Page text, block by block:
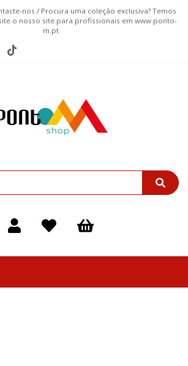
nos / Procura uma coleção exclusiva? Temos
o nosso site para profissionais em www.ponto-
m.pt